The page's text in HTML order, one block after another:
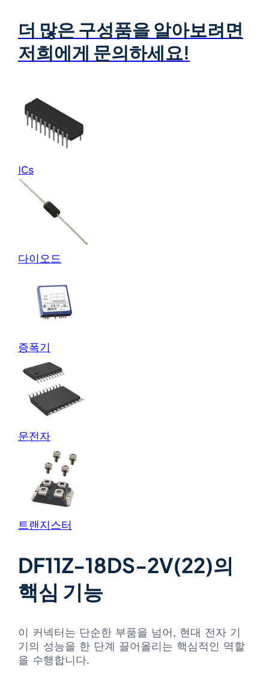
더 많은 구성품을 알아보려면
저희에게 문의하세요!
ICs
다이오드
증폭기
운전자
트랜지스터
DF11Z-18DS-2V(22)의
핵심 기능
이 커넥터는 단순한 부품을 넘어, 현대 전자 기
기의 성능을 한 단계 끌어올리는 핵심적인 역할
을 수행합니다.